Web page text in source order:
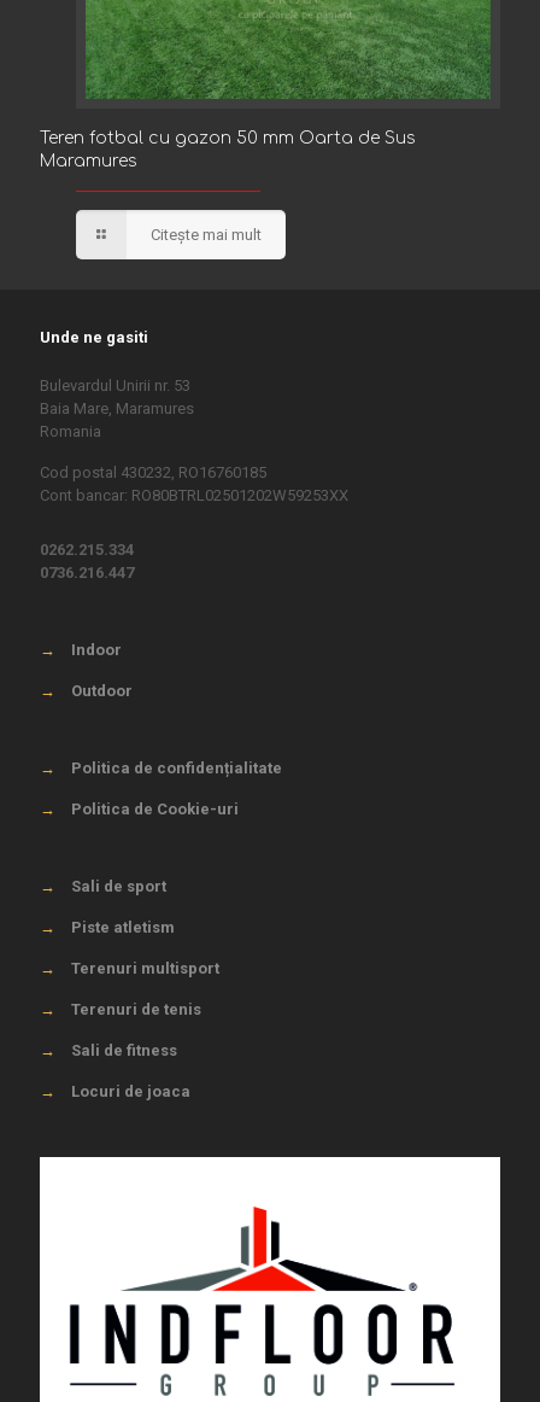
Teren fotbal cu gazon 50 mm Oarta de Sus
Maramures
Teren fotbal cu gazon 50 mm Oarta de Sus
Maramures
Citește mai mult
Unde ne gasiti
Bulevardul Unirii nr. 53
Baia Mare, Maramures
Romania
Cod postal 430232, RO16760185
Cont bancar: RO80BTRL02501202W59253XX
0262.215.334
0736.216.447
→ Indoor
→ Outdoor
→ Politica de confidențialitate
→ Politica de Cookie-uri
→ Sali de sport
→ Piste atletism
→ Terenuri multisport
→ Terenuri de tenis
→ Sali de fitness
→ Locuri de joaca